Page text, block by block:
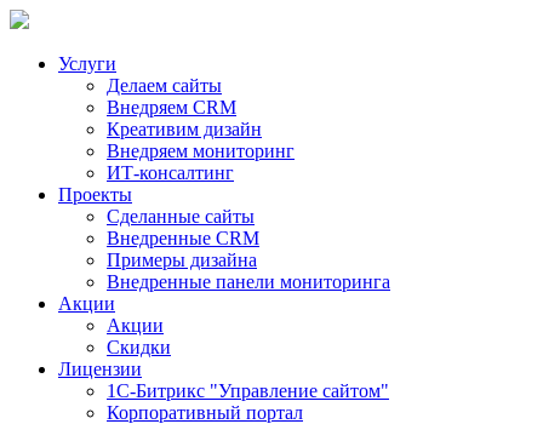
Услуги
Делаем сайты
Внедряем CRM
Креативим дизайн
Внедряем мониторинг
ИТ-консалтинг
Проекты
Сделанные сайты
Внедренные CRM
Примеры дизайна
Внедренные панели мониторинга
Акции
Акции
Скидки
Лицензии
1С-Битрикс "Управление сайтом"
Корпоративный портал